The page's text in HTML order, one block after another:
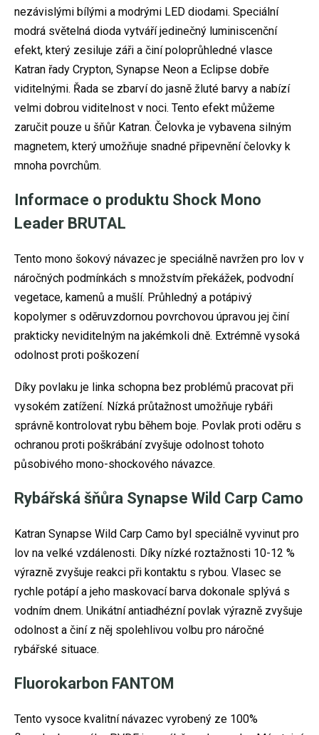
nezávislými bílými a modrými LED diodami. Speciální
modrá světelná dioda vytváří jedinečný luminiscenční
efekt, který zesiluje záři a činí poloprůhledné vlasce
Katran řady Crypton, Synapse Neon a Eclipse dobře
viditelnými. Řada se zbarví do jasně žluté barvy a nabízí
velmi dobrou viditelnost v noci. Tento efekt můžeme
zaručit pouze u šňůr Katran. Čelovka je vybavena silným
magnetem, který umožňuje snadné připevnění čelovky k
mnoha povrchům.
Informace o produktu Shock Mono
Leader BRUTAL
Tento mono šokový návazec je speciálně navržen pro lov v
náročných podmínkách s množstvím překážek, podvodní
vegetace, kamenů a mušlí. Průhledný a potápivý
kopolymer s oděruvzdornou povrchovou úpravou jej činí
prakticky neviditelným na jakémkoli dně. Extrémně vysoká
odolnost proti poškození
Díky povlaku je linka schopna bez problémů pracovat při
vysokém zatížení. Nízká průtažnost umožňuje rybáři
správně kontrolovat rybu během boje. Povlak proti oděru s
ochranou proti poškrábání zvyšuje odolnost tohoto
působivého mono-shockového návazce.
Rybářská šňůra Synapse Wild Carp Camo
Katran Synapse Wild Carp Camo byl speciálně vyvinut pro
lov na velké vzdálenosti. Díky nízké roztažnosti 10-12 %
výrazně zvyšuje reakci při kontaktu s rybou. Vlasec se
rychle potápí a jeho maskovací barva dokonale splývá s
vodním dnem. Unikátní antiadhézní povlak výrazně zvyšuje
odolnost a činí z něj spolehlivou volbu pro náročné
rybářské situace.
Fluorokarbon FANTOM
Tento vysoce kvalitní návazec vyrobený ze 100%